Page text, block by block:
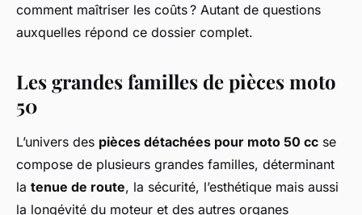
comment maîtriser les coûts ? Autant de questions
auxquelles répond ce dossier complet.
Les grandes familles de pièces moto
50
L’univers des pièces détachées pour moto 50 cc se
compose de plusieurs grandes familles, déterminant
la tenue de route, la sécurité, l’esthétique mais aussi
la longévité du moteur et des autres organes